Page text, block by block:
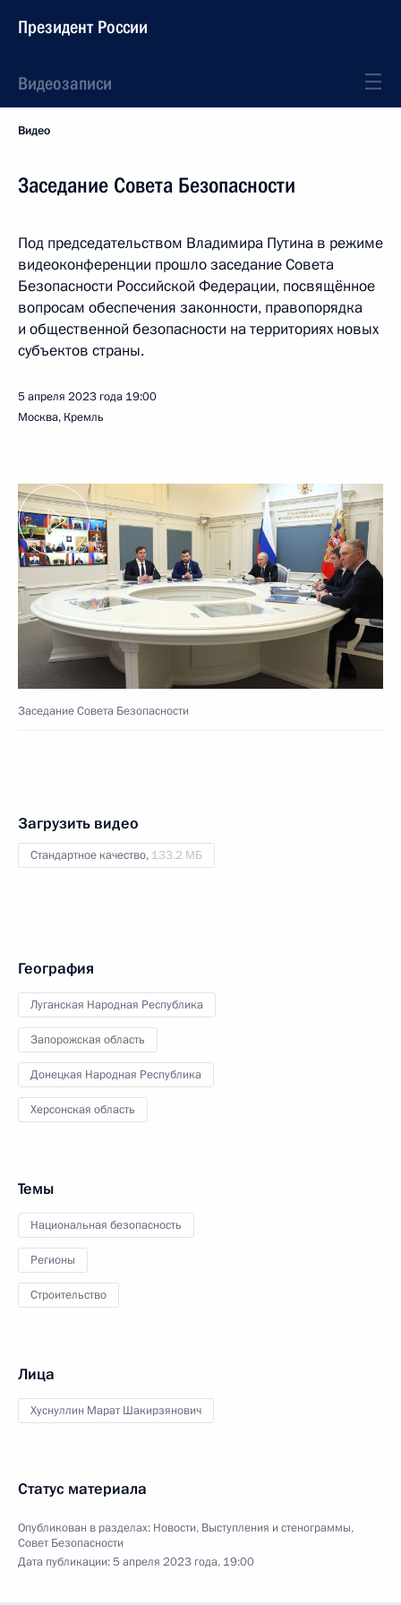
Президент России
Видеозаписи
Видео
Заседание Совета Безопасности
Под председательством Владимира Путина в режиме
видеоконференции прошло заседание Совета
Безопасности Российской Федерации, посвящённое
вопросам обеспечения законности, правопорядка
и общественной безопасности на территориях новых
субъектов страны.
5 апреля 2023 года 19:00
Москва, Кремль
Заседание Совета Безопасности
Загрузить видео
Стандартное качество, 133.2 МБ
География
Луганская Народная Республика
Запорожская область
Донецкая Народная Республика
Херсонская область
Темы
Национальная безопасность
Регионы
Строительство
Лица
Хуснуллин Марат Шакирзянович
Статус материала
Опубликован в разделах: Новости, Выступления и стенограммы,
Совет Безопасности
Дата публикации:5 апреля 2023 года, 19:00